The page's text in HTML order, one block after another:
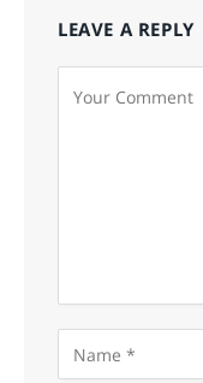
LEAVE A REPLY